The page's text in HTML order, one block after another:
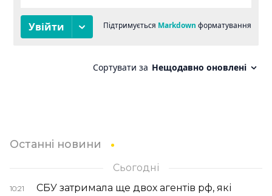
Останні новини
Сьогодні
10:21
СБУ затримала ще двох агентів рф, які